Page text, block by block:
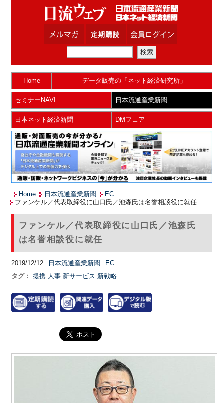
Home データ販売の「ネット経済研究所」
セミナーNAVI 日本流通産業新聞
日本ネット経済新聞 DMフェア
Home 日本流通産業新聞
EC
ファンケル／代表取締役に山口氏／池森氏は名誉相談役に就任
ファンケル／代表取締役に山口氏／池森氏
は名誉相談役に就任
2019/12/12 日本流通産業新聞
EC
タグ： 提携 人事 新サービス 新戦略